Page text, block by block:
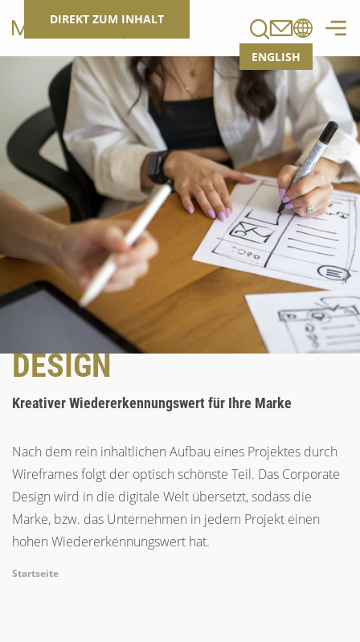
DIREKT ZUM INHALT
ENGLISH
DESIGN
Kreativer Wiedererkennungswert für Ihre Marke
Nach dem rein inhaltlichen Aufbau eines Projektes durch
Wireframes folgt der optisch schönste Teil. Das Corporate
Design wird in die digitale Welt übersetzt, sodass die
Marke, bzw. das Unternehmen in jedem Projekt einen
hohen Wiedererkennungswert hat.
Breadcrumb
Startseite